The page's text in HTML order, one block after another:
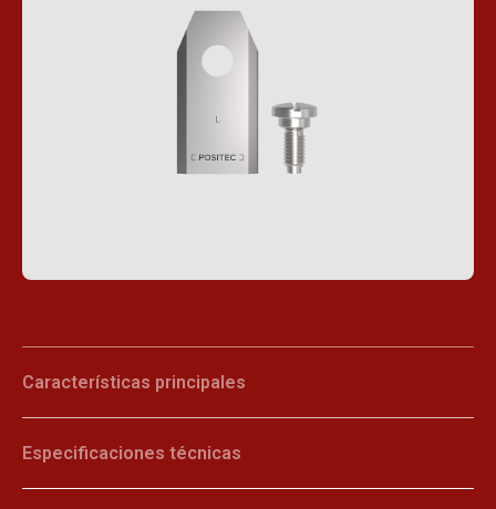
Características principales
Especificaciones técnicas